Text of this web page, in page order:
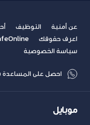
عن أمنية التوظيف
اعرف حقوقك
سياسة الخصوصية
احصل على المساعدة
موبايل